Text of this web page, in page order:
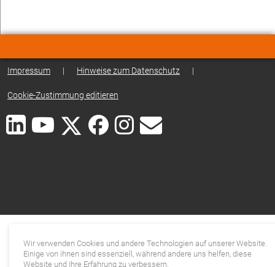
Impressum | Hinweise zum Datenschutz |
Cookie-Zustimmung editieren
Wir verwenden Cookies und andere Technologien auf unserer Website.
Einige von ihnen sind essenziell, während andere uns helfen, diese
Website und Ihre Erfahrung zu verbessern.